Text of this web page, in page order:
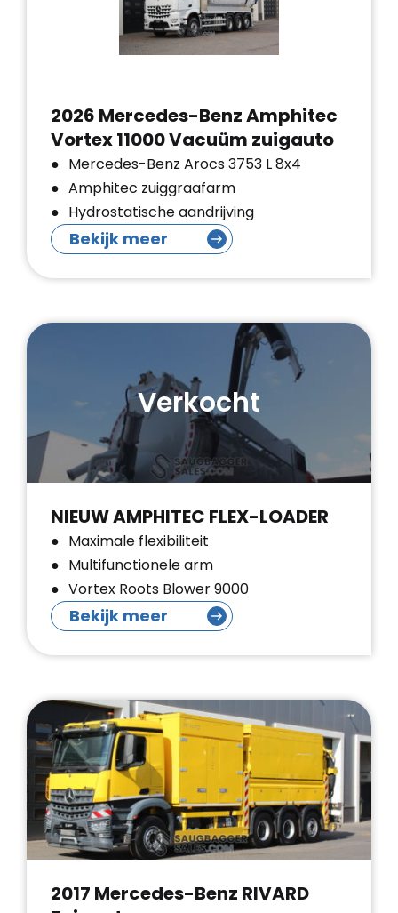
2026 Mercedes-Benz Amphitec
Vortex 11000 Vacuüm zuigauto
Mercedes-Benz Arocs 3753 L 8x4
Amphitec zuiggraafarm
Hydrostatische aandrijving
Bekijk meer
Verkocht
NIEUW AMPHITEC FLEX-LOADER
Maximale flexibiliteit
Multifunctionele arm
Vortex Roots Blower 9000
Bekijk meer
2017 Mercedes-Benz RIVARD